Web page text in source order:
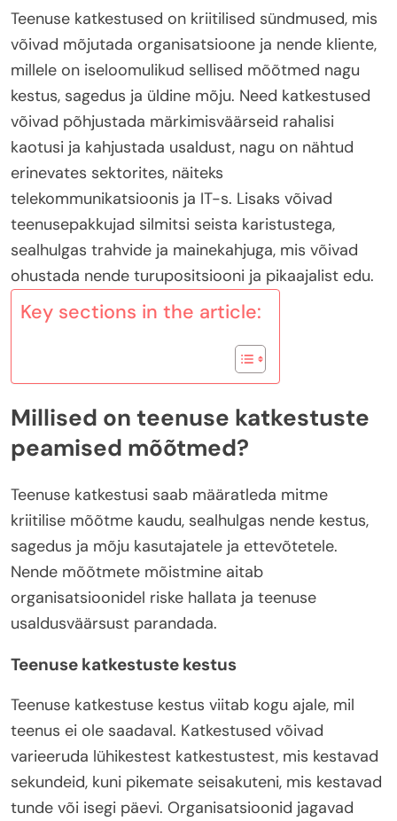
Teenuse katkestused on kriitilised sündmused, mis
võivad mõjutada organisatsioone ja nende kliente,
millele on iseloomulikud sellised mõõtmed nagu
kestus, sagedus ja üldine mõju. Need katkestused
võivad põhjustada märkimisväärseid rahalisi
kaotusi ja kahjustada usaldust, nagu on nähtud
erinevates sektorites, näiteks
telekommunikatsioonis ja IT-s. Lisaks võivad
teenusepakkujad silmitsi seista karistustega,
sealhulgas trahvide ja mainekahjuga, mis võivad
ohustada nende turupositsiooni ja pikaajalist edu.
Key sections in the article:
Millised on teenuse katkestuste
peamised mõõtmed?
Teenuse katkestusi saab määratleda mitme
kriitilise mõõtme kaudu, sealhulgas nende kestus,
sagedus ja mõju kasutajatele ja ettevõtetele.
Nende mõõtmete mõistmine aitab
organisatsioonidel riske hallata ja teenuse
usaldusväärsust parandada.
Teenuse katkestuste kestus
Teenuse katkestuse kestus viitab kogu ajale, mil
teenus ei ole saadaval. Katkestused võivad
varieeruda lühikestest katkestustest, mis kestavad
sekundeid, kuni pikemate seisakuteni, mis kestavad
tunde või isegi päevi. Organisatsioonid jagavad